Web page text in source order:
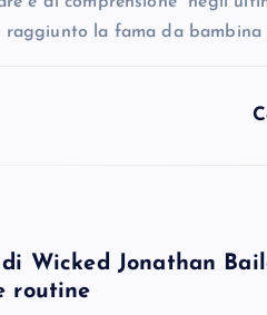
raggiunto la fama da bambina
Wicked Jonathan
routine